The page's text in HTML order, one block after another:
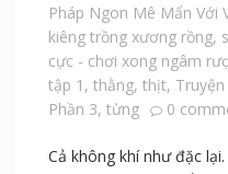
Pháp Ngon Mê Mẩn Với
kiêng trồng xương rồng,
cực - chơi xong ngâm
tập 1 , thằng, thịt,
Phần 3, từng 0
Cả không khí như đặc